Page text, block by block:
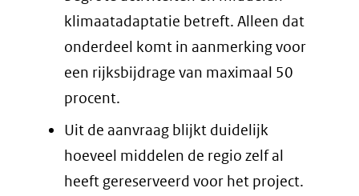
klimaatadaptatie betreft. Alleen dat
onderdeel komt in aanmerking voor
een rijksbijdrage van maximaal 50
procent.
Uit de aanvraag blijkt duidelijk
hoeveel middelen de regio zelf al
heeft gereserveerd voor het project.